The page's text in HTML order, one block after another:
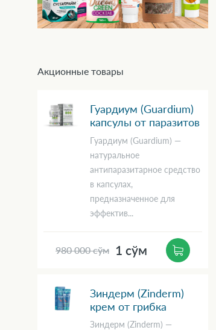
Акционные товары
Гуардиум (Guardium)
капсулы от паразитов
Гуардиум (Guardium) —
натуральное
антипаразитарное средство
в капсулах,
предназначенное для
эффектив...
980 000 сўм 1 сўм
Зиндерм (Zinderm)
крем от грибка
Зиндерм (Zinderm) —